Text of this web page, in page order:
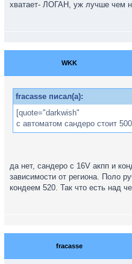
хватает- ЛОГАН, уж лучше чем
WKK
fracasse писал(а):
[quote="darkwish"
с автоматом сандеро стоит
да нет, сандеро с 16V акпп и
зависимости от региона. Поло
кондеем 520. Так что есть над
fracasse